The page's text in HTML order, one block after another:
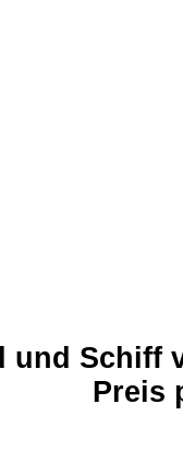
und Schiff
Preis